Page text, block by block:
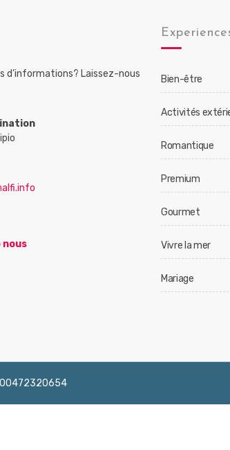
d’informations? Laissez-nous
nous
Bien-être
Activités
Romantique
Premium
Gourmet
Vivre la mer
Mariage